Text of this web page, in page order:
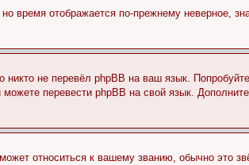
время отображается по-прежнему неверное,
не перевёл phpBB на ваш язык.
перевести phpBB на свой язык.
относиться к вашему званию, обычно это